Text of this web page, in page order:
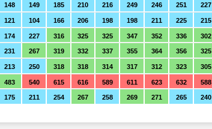
148 149 185 210 216 249 246 251 227
121 104 166 206 198 198 211 225 215
174 227 316 325 325 347 352 336 302
231 267 319 332 337 355 364 356 325
213 250 318 318 314 317 312 323 305
483 540 615 616 589 611 623 632 588
175 211 254 267 258 269 271 265 240